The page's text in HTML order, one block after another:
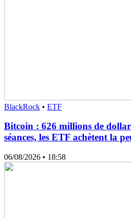
BlackRock • ETF
Bitcoin : 626 millions de
séances, les ETF achètent la
06/08/2026 • 18:58